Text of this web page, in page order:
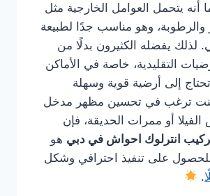
أنه يتحمل العوامل الخارجية مثل
والرطوبة، وهو مناسب جدًا لطبيعة
لذلك يفضله الكثيرون بدلًا من
التقليدية، خاصة في الأماكن
تحتاج إلى أرضية قوية وسهلة
كنت ترغب في تحسين مظهر مدخل
أو ممرات الحديقة، فإن
انترلوك احواش في دبي هو
على تنفيذ احترافي وشكل
.